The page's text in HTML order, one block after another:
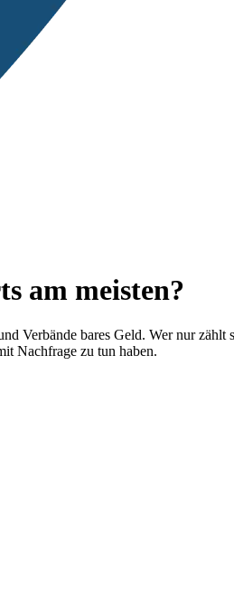
am meisten?
Verbände bares Geld. Wer nur
Nachfrage zu tun haben.